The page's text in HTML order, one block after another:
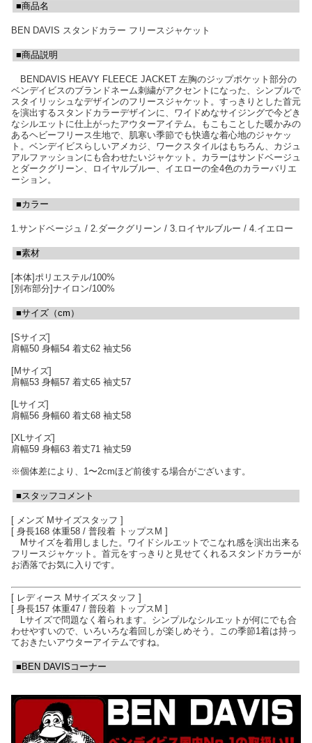
■商品名
BEN DAVIS スタンドカラー フリースジャケット
■商品説明
BENDAVIS HEAVY FLEECE JACKET 左胸のジップポケット部分の
ベンデイビスのブランドネーム刺繍がアクセントになった、シンプルで
スタイリッシュなデザインのフリースジャケット。すっきりとした首元
を演出するスタンドカラーデザインに、ワイドめなサイジングで今どき
なシルエットに仕上がったアウターアイテム。もこもことした暖かみの
あるヘビーフリース生地で、肌寒い季節でも快適な着心地のジャケッ
ト。ベンデイビスらしいアメカジ、ワークスタイルはもちろん、カジュ
アルファッションにも合わせたいジャケット。カラーはサンドベージュ
とダークグリーン、ロイヤルブルー、イエローの全4色のカラーバリエ
ーション。
■カラー
1.サンドベージュ / 2.ダークグリーン / 3.ロイヤルブルー / 4.イエロー
■素材
[本体]ポリエステル/100%
[別布部分]ナイロン/100%
■サイズ（cm）
[Sサイズ]
肩幅50 身幅54 着丈62 袖丈56
[Mサイズ]
肩幅53 身幅57 着丈65 袖丈57
[Lサイズ]
肩幅56 身幅60 着丈68 袖丈58
[XLサイズ]
肩幅59 身幅63 着丈71 袖丈59
※個体差により、1〜2cmほど前後する場合がございます。
■スタッフコメント
[ メンズ Mサイズスタッフ ]
[ 身長168 体重58 / 普段着 トップスM ]
Mサイズを着用しました。ワイドシルエットでこなれ感を演出出来る
フリースジャケット。首元をすっきりと見せてくれるスタンドカラーが
お洒落でお気に入りです。
[ レディース Mサイズスタッフ ]
[ 身長157 体重47 / 普段着 トップスM ]
Lサイズで問題なく着られます。シンプルなシルエットが何にでも合
わせやすいので、いろいろな着回しが楽しめそう。この季節1着は持っ
ておきたいアウターアイテムですね。
■BEN DAVISコーナー